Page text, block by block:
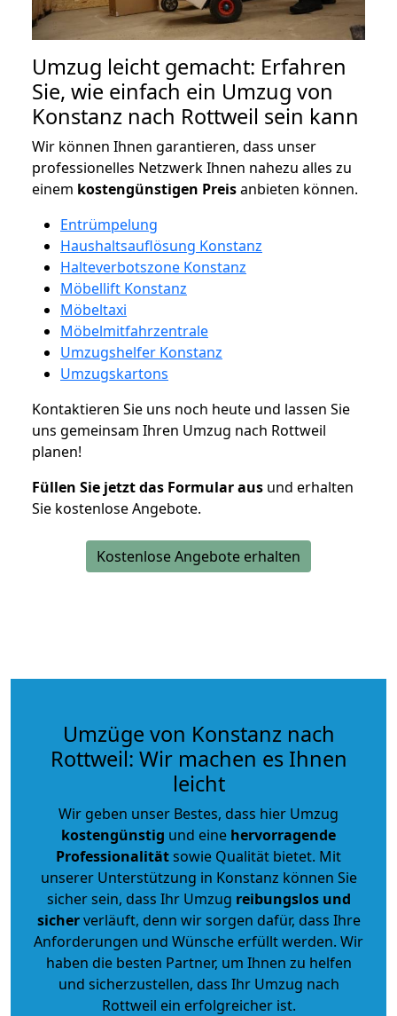
Umzug leicht gemacht: Erfahren
Sie, wie einfach ein Umzug von
Konstanz nach Rottweil sein kann
Wir können Ihnen garantieren, dass unser
professionelles Netzwerk Ihnen nahezu alles zu
einem kostengünstigen Preisanbieten können.
Entrümpelung
Haushaltsauflösung Konstanz
Halteverbotszone Konstanz
Möbellift Konstanz
Möbeltaxi
Möbelmitfahrzentrale
Umzugshelfer Konstanz
Umzugskartons
Kontaktieren Sie uns noch heute und lassen Sie
uns gemeinsam Ihren Umzug nach Rottweil
planen!
Füllen Sie jetzt das Formular aus und erhalten
Sie kostenlose Angebote.
Kostenlose Angebote erhalten
Umzüge von Konstanz nach
Rottweil: Wir machen es Ihnen
leicht
Wir geben unser Bestes, dass hier Umzug
kostengünstig und eine hervorragende
Professionalitätsowie Qualität bietet. Mit
unserer Unterstützung in Konstanz können Sie
sicher sein, dass Ihr Umzug reibungslos und
sicherverläuft, denn wir sorgen dafür, dass Ihre
Anforderungen und Wünsche erfüllt werden. Wir
haben die besten Partner, um Ihnen zu helfen
und sicherzustellen, dass Ihr Umzug nach
Rottweil ein erfolgreicher ist.